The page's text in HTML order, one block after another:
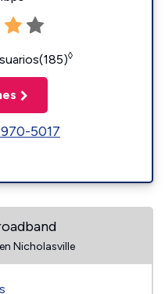
◊
5017
Nicholasville